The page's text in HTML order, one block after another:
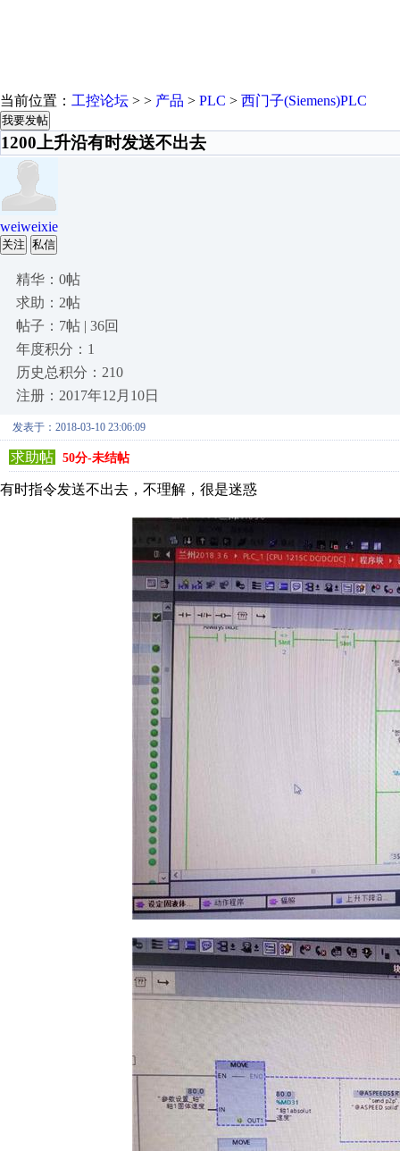
当前位置： 工控论坛 > > 产品 > PLC > 西门子(Siemens)PLC
我要发帖
1200上升沿有时发送不出去
weiweixie
关注 私信
精华：0帖
求助：2帖
帖子：7帖 | 36回
年度积分：1
历史总积分：210
注册：2017年12月10日
发表于：2018-03-10 23:06:09
求助帖 50分-未结帖
有时指令发送不出去，不理解，很是迷惑